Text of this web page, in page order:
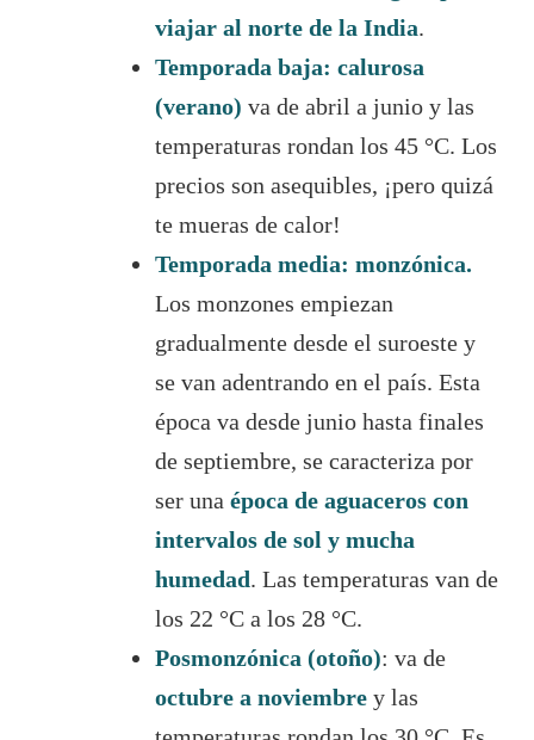
viajar al norte de la India.
Temporada baja: calurosa
(verano)va de abril a junio y las
temperaturas rondan los 45 °C. Los
precios son asequibles, ¡pero quizá
te mueras de calor!
Temporada media: monzónica.
Los monzones empiezan
gradualmente desde el suroeste y
se van adentrando en el país. Esta
época va desde junio hasta finales
de septiembre, se caracteriza por
ser unaépoca de aguaceros con
intervalos de sol y mucha
humedad. Las temperaturas van de
los 22 °C a los 28 °C.
Posmonzónica (otoño): va de
octubre a noviembre y las